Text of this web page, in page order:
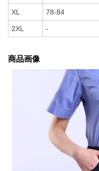
XL 78-84
2XL -
商品画像